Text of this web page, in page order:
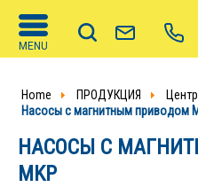
MENU
Home ПРОДУКЦИЯ
Насосы с магнитным приводом
НАСОСЫ С
MKP